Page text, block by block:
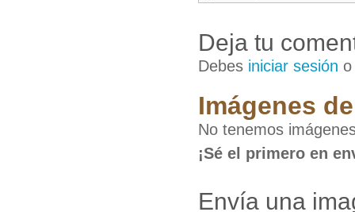
Deja tu
Debes iniciar sesión
Imágenes
No tenemos
¡Sé el primero en
Envía una